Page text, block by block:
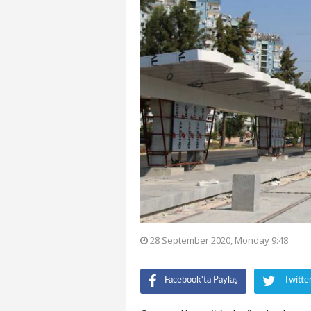
28 September 2020, Monday 9:48
Facebook'ta Paylaş